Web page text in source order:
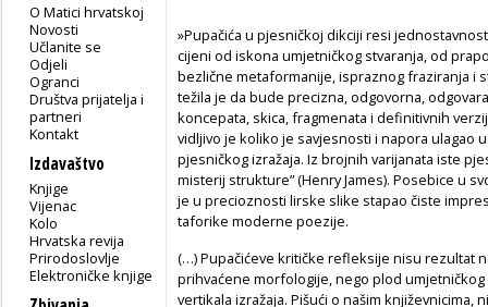
O Matici hrvatskoj
Novosti
Učlanite se
Odjeli
Ogranci
Društva prijatelja i
partneri
Kontakt
Izdavaštvo
Knjige
Vijenac
Kolo
Hrvatska revija
Prirodoslovlje
Elektroničke knjige
»Pupačića u pjesničkoj dikciji resi
cijeni od iskona umjetničkog stva­ranja, od
bezlič­ne metaformanije, ispraznog fraziranja i
težila je da bude precizna, odgovorna,
koncepata, skica, fragmenata i definitivnih
vidljivo je koliko je savjesnosti i napora ulagao
pjesničkog izražaja. Iz broj­nih varijanata iste
misterij strukture” (Henry James). Posebice u
je u precioznosti lirske slike stapao čiste
taforike moderne poezije.
(…) Pupačićeve kritičke refleksije nisu rezultat
prihvaćene morfologije, nego plod
vertikala izražaja. Pišući o našim književnicima,